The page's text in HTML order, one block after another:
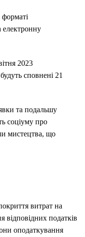
2023
сповнені 21
та подальшу
соціуму про
мистецтва, що
витрат на
відповідних податків
оподаткування